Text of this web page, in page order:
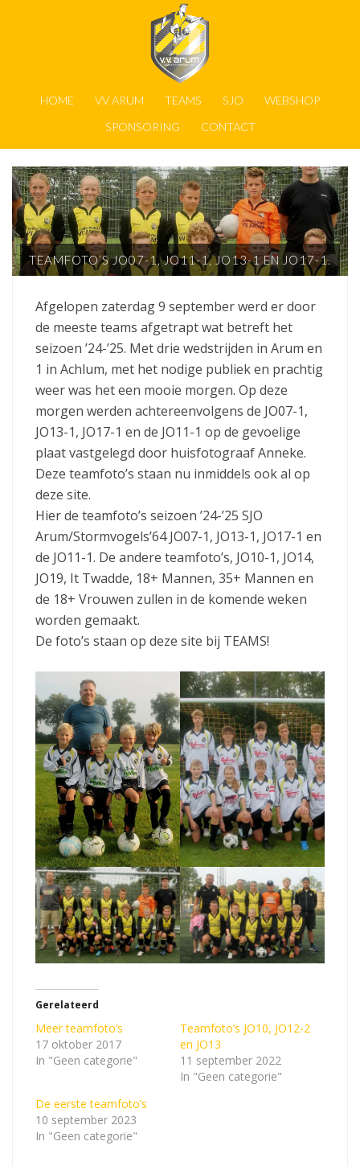
HOME VV ARUM TEAMS SJO
WEBSHOP
SPONSORING
CONTACT
TEAMFOTO’S JO07-1, JO11-1, JO13-1 EN JO17-1.
Afgelopen zaterdag 9 september werd er door
de meeste teams afgetrapt wat betreft het
seizoen ’24-’25. Met drie wedstrijden in Arum en
1 in Achlum, met het nodige publiek en prachtig
weer was het een mooie morgen. Op deze
morgen werden achtereenvolgens de JO07-1,
JO13-1, JO17-1 en de JO11-1 op de gevoelige
plaat vastgelegd door huisfotograaf Anneke.
Deze teamfoto’s staan nu inmiddels ook al op
deze site.
Hier de teamfoto’s seizoen ’24-’25 SJO
Arum/Stormvogels’64 JO07-1, JO13-1, JO17-1 en
de JO11-1. De andere teamfoto’s, JO10-1, JO14,
JO19, It Twadde, 18+ Mannen, 35+ Mannen en
de 18+ Vrouwen zullen in de komende weken
worden gemaakt.
De foto’s staan op deze site bij TEAMS!
Gerelateerd
Meer teamfoto’s
17 oktober 2017
In "Geen categorie"
Teamfoto’s JO10, JO12-2
en JO13
11 september 2022
In "Geen categorie"
De eerste teamfoto’s
10 september 2023
In "Geen categorie"